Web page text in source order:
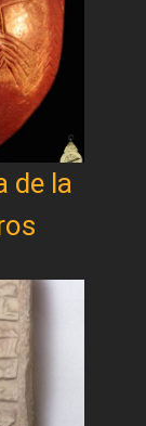
de la